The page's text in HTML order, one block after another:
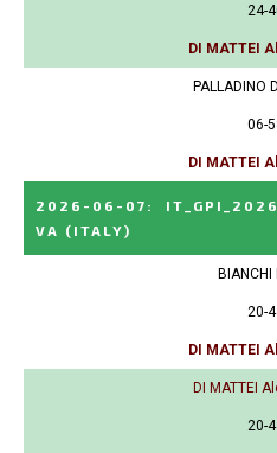
24-
DI MATTEI
PALLADINO
06-
DI MATTEI
2026-06-07 :
VA
(ITALY)
BIANCHI
20-
DI MATTEI
DI MATTEI
20-